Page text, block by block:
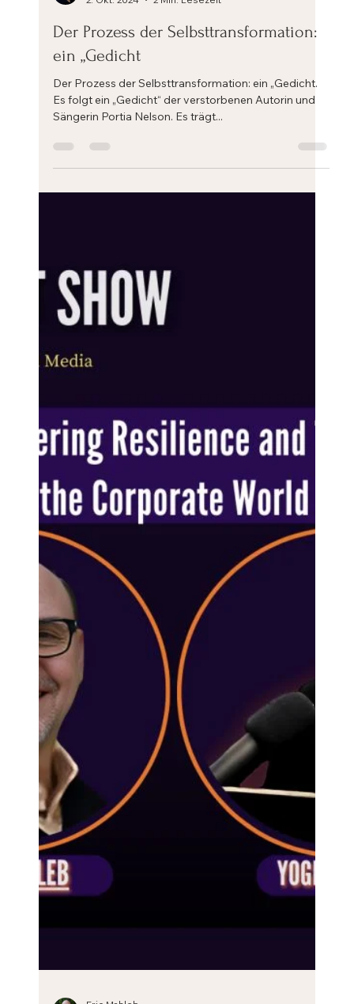
2. Okt. 2024
2 Min. Lesezeit
Der Prozess der Selbsttransformation:
ein „Gedicht
Der Prozess der Selbsttransformation: ein „Gedicht.
Sängerin Portia Nelson. Es trägt...